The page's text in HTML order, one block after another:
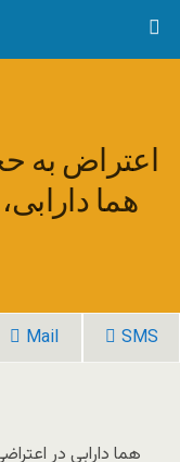
اعتراض به
هما
Mail SMS